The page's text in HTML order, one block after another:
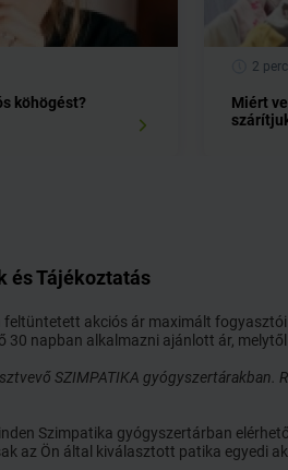
ha tünetei 5 napon belül nem
TEVA tabletta szedése előtt
szedése előtt beszéljen
képződésekor, illetve a
zavara esetén, a váladékpangás
légutakban súlyosbíthatja a tüneteket);
orvos utasításának megfelelően
esetén (mivel a nyákoldó
köhögést?
2 perc
Miért
és Tájékoztatás
feltüntetett akciós ár maximált
30 napban alkalmazni ajánlott ár,
SZIMPATIKA
Szimpatika gyógyszertárban
az Ön által kiválasztott patika egyedi